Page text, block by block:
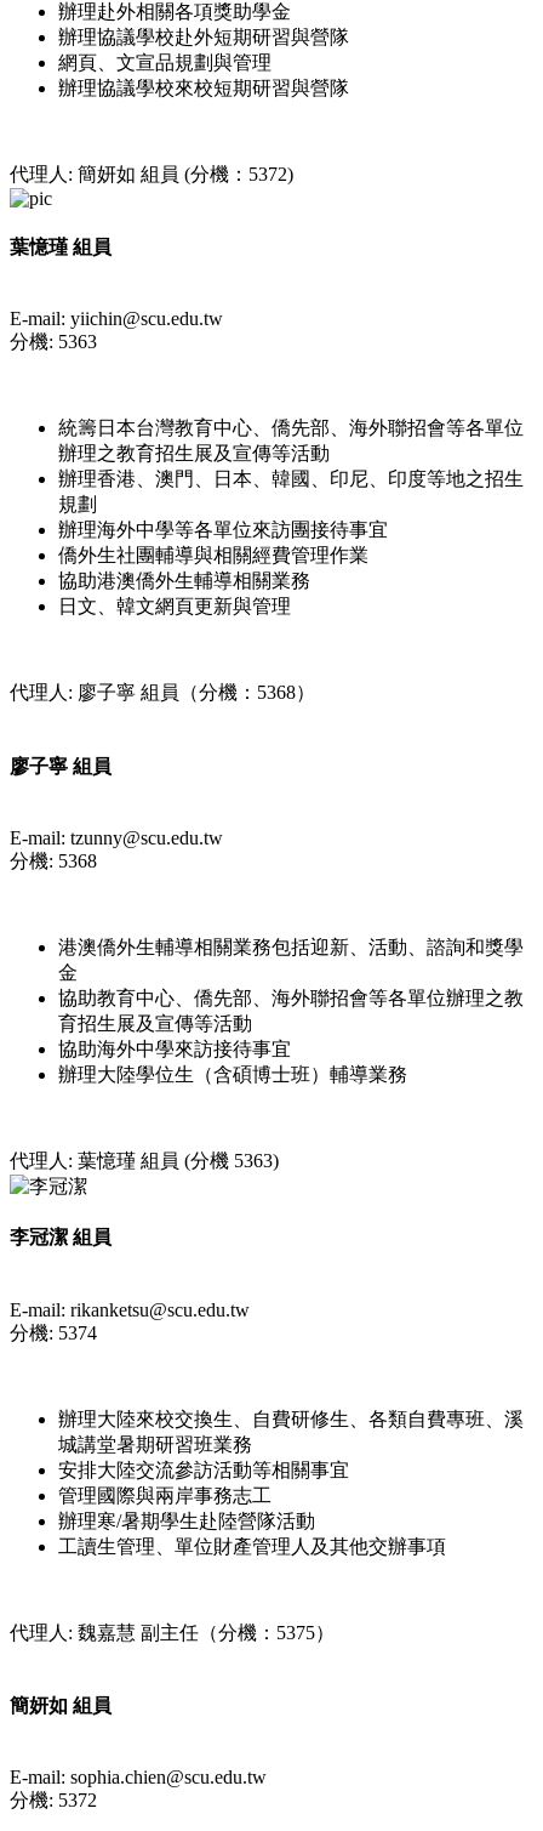
辦理赴外相關各項獎助學金
辦理協議學校赴外短期研習與營隊
網頁、文宣品規劃與管理
辦理協議學校來校短期研習與營隊
代理人: 簡妍如 組員 (分機：5372)
葉憶瑾 組員
E-mail: yiichin@scu.edu.tw
分機: 5363
統籌日本台灣教育中心、僑先部、海外聯招會等各單位
辦理之教育招生展及宣傳等活動
辦理香港、澳門、日本、韓國、印尼、印度等地之招生
規劃
辦理海外中學等各單位來訪團接待事宜
僑外生社團輔導與相關經費管理作業
協助港澳僑外生輔導相關業務
日文、韓文網頁更新與管理
代理人: 廖子寧 組員（分機：5368）
廖子寧 組員
E-mail: tzunny@scu.edu.tw
分機: 5368
港澳僑外生輔導相關業務包括迎新、活動、諮詢和獎學
金
協助教育中心、僑先部、海外聯招會等各單位辦理之教
育招生展及宣傳等活動
協助海外中學來訪接待事宜
辦理大陸學位生（含碩博士班）輔導業務
代理人: 葉憶瑾 組員 (分機 5363)
李冠潔 組員
E-mail: rikanketsu@scu.edu.tw
分機: 5374
辦理大陸來校交換生、自費研修生、各類自費專班、溪
城講堂暑期研習班業務
安排大陸交流參訪活動等相關事宜
管理國際與兩岸事務志工
辦理寒/暑期學生赴陸營隊活動
工讀生管理、單位財產管理人及其他交辦事項
代理人: 魏嘉慧 副主任（分機：5375）
簡妍如 組員
E-mail: sophia.chien@scu.edu.tw
分機: 5372